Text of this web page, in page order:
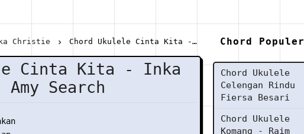
Christie Chord Ukulele Cinta Kita - Inka Christie Ft. Amy Search
Cinta Kita - Inka
Search
Chord Populer
Chord Ukulele
Celengan Rindu
Fiersa Besari
Chord Ukulele
Komang - Raim